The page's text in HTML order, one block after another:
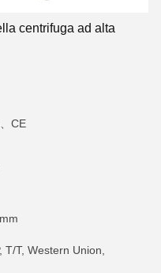
centrifuga ad alta
CE
T, Western Union,